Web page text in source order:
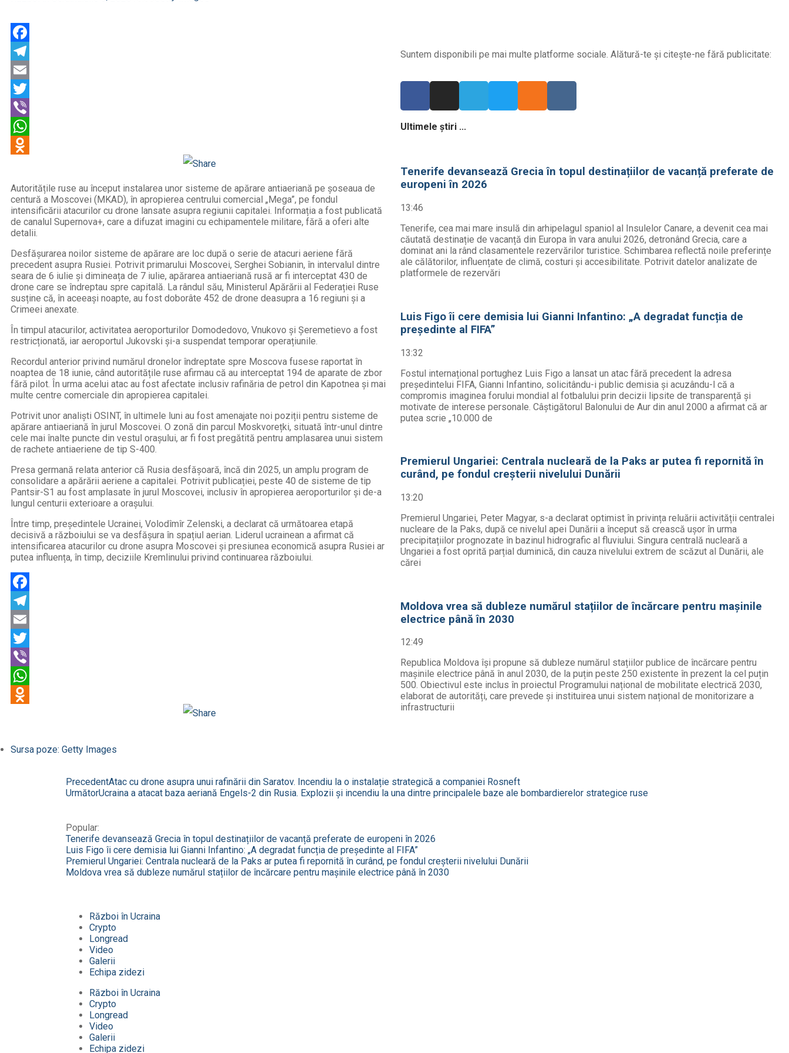
Odnoklassniki
Autoritățile ruse au început instalarea unor sisteme de apărare antiaeriană pe șoseaua de
centură a Moscovei (MKAD), în apropierea centrului comercial „Mega”, pe fondul
intensificării atacurilor cu drone lansate asupra regiunii capitalei. Informația a fost publicată
de canalul Supernova+, care a difuzat imagini cu echipamentele militare, fără a oferi alte
detalii.
Desfășurarea noilor sisteme de apărare are loc după o serie de atacuri aeriene fără
precedent asupra Rusiei. Potrivit primarului Moscovei, Serghei Sobianin, în intervalul dintre
seara de 6 iulie și dimineața de 7 iulie, apărarea antiaeriană rusă ar fi interceptat 430 de
drone care se îndreptau spre capitală. La rândul său, Ministerul Apărării al Federației Ruse
susține că, în aceeași noapte, au fost doborâte 452 de drone deasupra a 16 regiuni și a
Crimeei anexate.
În timpul atacurilor, activitatea aeroporturilor Domodedovo, Vnukovo și Șeremetievo a fost
restricționată, iar aeroportul Jukovski și-a suspendat temporar operațiunile.
Recordul anterior privind numărul dronelor îndreptate spre Moscova fusese raportat în
noaptea de 18 iunie, când autoritățile ruse afirmau că au interceptat 194 de aparate de zbor
fără pilot. În urma acelui atac au fost afectate inclusiv rafinăria de petrol din Kapotnea și mai
multe centre comerciale din apropierea capitalei.
Potrivit unor analiști OSINT, în ultimele luni au fost amenajate noi poziții pentru sisteme de
apărare antiaeriană în jurul Moscovei. O zonă din parcul Moskvorețki, situată într-unul dintre
cele mai înalte puncte din vestul orașului, ar fi fost pregătită pentru amplasarea unui sistem
de rachete antiaeriene de tip S-400.
Presa germană relata anterior că Rusia desfășoară, încă din 2025, un amplu program de
consolidare a apărării aeriene a capitalei. Potrivit publicației, peste 40 de sisteme de tip
Pantsir-S1 au fost amplasate în jurul Moscovei, inclusiv în apropierea aeroporturilor și de-a
lungul centurii exterioare a orașului.
Între timp, președintele Ucrainei, Volodîmîr Zelenski, a declarat că următoarea etapă
decisivă a războiului se va desfășura în spațiul aerian. Liderul ucrainean a afirmat că
intensificarea atacurilor cu drone asupra Moscovei și presiunea economică asupra Rusiei ar
putea influența, în timp, deciziile Kremlinului privind continuarea războiului.
Odnoklassniki
Sursa poze: Getty Images
Suntem disponibili pe mai multe platforme sociale. Alătură-te și citește-ne fără publicitate:
Ultimele știri ...
Tenerife devansează Grecia în topul destinațiilor de vacanță preferate de
europeni în 2026
13:46
Tenerife, cea mai mare insulă din arhipelagul spaniol al Insulelor Canare, a devenit cea mai
căutată destinație de vacanță din Europa în vara anului 2026, detronând Grecia, care a
dominat ani la rând clasamentele rezervărilor turistice. Schimbarea reflectă noile preferințe
ale călătorilor, influențate de climă, costuri și accesibilitate. Potrivit datelor analizate de
platformele de rezervări
Luis Figo îi cere demisia lui Gianni Infantino: „A degradat funcția de
președinte al FIFA”
13:32
Fostul internațional portughez Luis Figo a lansat un atac fără precedent la adresa
președintelui FIFA, Gianni Infantino, solicitându-i public demisia și acuzându-l că a
compromis imaginea forului mondial al fotbalului prin decizii lipsite de transparență și
motivate de interese personale. Câștigătorul Balonului de Aur din anul 2000 a afirmat că ar
putea scrie „10.000 de
Premierul Ungariei: Centrala nucleară de la Paks ar putea fi repornită în
curând, pe fondul creșterii nivelului Dunării
13:20
Premierul Ungariei, Peter Magyar, s-a declarat optimist în privința reluării activității centralei
nucleare de la Paks, după ce nivelul apei Dunării a început să crească ușor în urma
precipitațiilor prognozate în bazinul hidrografic al fluviului. Singura centrală nucleară a
Ungariei a fost oprită parțial duminică, din cauza nivelului extrem de scăzut al Dunării, ale
cărei
Moldova vrea să dubleze numărul stațiilor de încărcare pentru mașinile
electrice până în 2030
12:49
Republica Moldova își propune să dubleze numărul stațiilor publice de încărcare pentru
mașinile electrice până în anul 2030, de la puțin peste 250 existente în prezent la cel puțin
500. Obiectivul este inclus în proiectul Programului național de mobilitate electrică 2030,
elaborat de autorități, care prevede și instituirea unui sistem național de monitorizare a
infrastructurii
PrecedentAtac cu drone asupra unui rafinării din Saratov. Incendiu la o instalație strategică a companiei Rosneft
UrmătorUcraina a atacat baza aeriană Engels-2 din Rusia. Explozii și incendiu la una dintre principalele baze ale bombardierelor strategice ruse
Popular:
Tenerife devansează Grecia în topul destinațiilor de vacanță preferate de europeni în 2026
Luis Figo îi cere demisia lui Gianni Infantino: „A degradat funcția de președinte al FIFA”
Premierul Ungariei: Centrala nucleară de la Paks ar putea fi repornită în curând, pe fondul creșterii nivelului Dunării
Moldova vrea să dubleze numărul stațiilor de încărcare pentru mașinile electrice până în 2030
Război în Ucraina
Crypto
Longread
Video
Galerii
Echipa zidezi
Război în Ucraina
Crypto
Longread
Video
Galerii
Echipa zidezi